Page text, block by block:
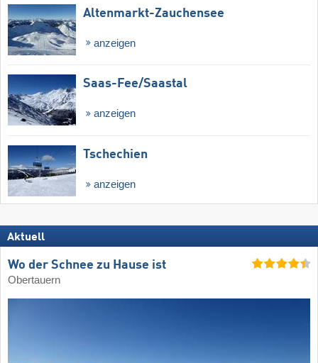
Altenmarkt-Zauchensee
anzeigen
Saas-Fee/​Saastal
anzeigen
Tschechien
anzeigen
Aktuell
Wo der Schnee zu Hause ist
Obertauern